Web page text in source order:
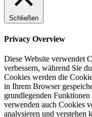
Schließen
Privacy Overview
Diese Website verwendet
verbessern, während Sie
Cookies werden die
in Ihrem Browser
grundlegenden
verwenden auch Cookies
analysieren und verstehen